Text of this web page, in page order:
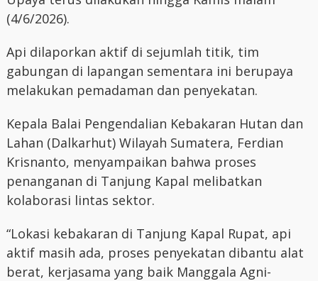
(4/6/2026).
Api dilaporkan aktif di sejumlah titik, tim
gabungan di lapangan sementara ini berupaya
melakukan pemadaman dan penyekatan.
Kepala Balai Pengendalian Kebakaran Hutan dan
Lahan (Dalkarhut) Wilayah Sumatera, Ferdian
Krisnanto, menyampaikan bahwa proses
penanganan di Tanjung Kapal melibatkan
kolaborasi lintas sektor.
“Lokasi kebakaran di Tanjung Kapal Rupat, api
aktif masih ada, proses penyekatan dibantu alat
berat, kerjasama yang baik Manggala Agni-